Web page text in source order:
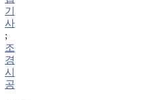
기
사
;
조
경
시
공